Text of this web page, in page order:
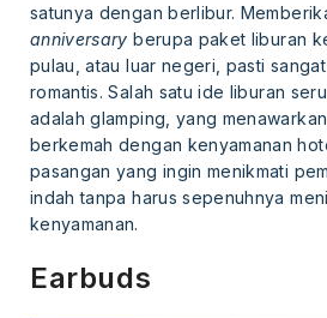
satunya dengan berlibur.
anniversary berupa paket liburan
pulau, atau luar negeri, pasti
romantis. Salah satu ide liburan
adalah glamping, yang
berkemah dengan kenyamanan
pasangan yang ingin menikmati
indah tanpa harus sepenuhnya
kenyamanan.
Earbuds